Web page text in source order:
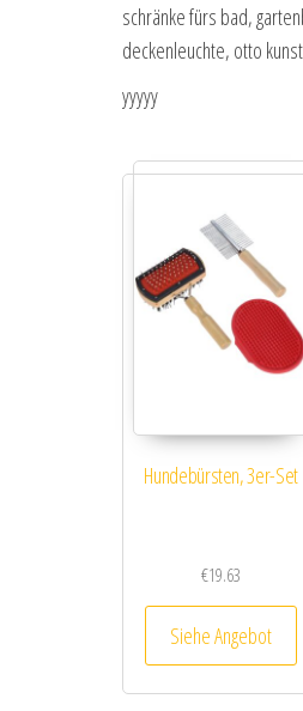
schränke fürs bad,
deckenleuchte, otto
yyyyy
Hundebürsten, 3er-Set
€19.63
Siehe Angebot